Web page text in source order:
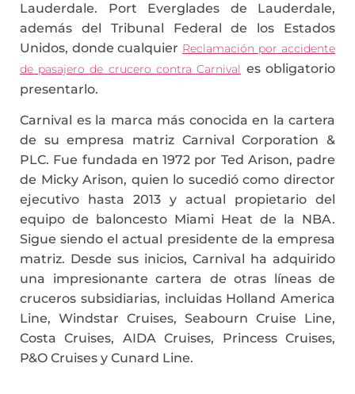
Lauderdale. Port Everglades de Lauderdale,
además del Tribunal Federal de los Estados
Unidos, donde cualquier Reclamación por accidente
de pasajero de crucero contra Carnival es obligatorio
presentarlo.
Carnival es la marca más conocida en la cartera
de su empresa matriz Carnival Corporation &
PLC. Fue fundada en 1972 por Ted Arison, padre
de Micky Arison, quien lo sucedió como director
ejecutivo hasta 2013 y actual propietario del
equipo de baloncesto Miami Heat de la NBA.
Sigue siendo el actual presidente de la empresa
matriz. Desde sus inicios, Carnival ha adquirido
una impresionante cartera de otras líneas de
cruceros subsidiarias, incluidas Holland America
Line, Windstar Cruises, Seabourn Cruise Line,
Costa Cruises, AIDA Cruises, Princess Cruises,
P&O Cruises y Cunard Line.